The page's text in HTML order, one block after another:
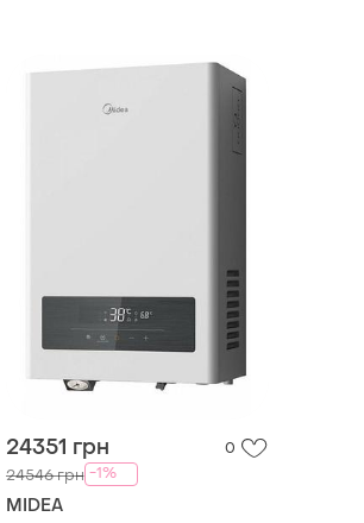
24351 грн 0
24546 грн -1%
MIDEA